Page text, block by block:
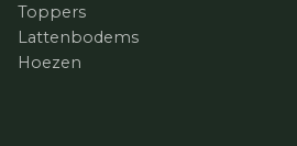
Toppers
Lattenbodems
Hoezen